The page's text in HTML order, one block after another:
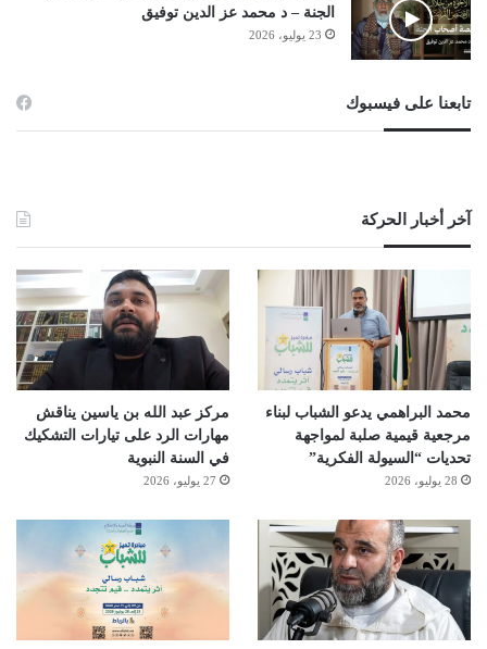
الجنة – د محمد عز الدين توفيق
23 يوليو، 2026
تابعنا على فيسبوك
آخر أخبار الحركة
محمد البراهمي يدعو الشباب لبناء
مرجعية قيمية صلبة لمواجهة
تحديات “السيولة الفكرية”
28 يوليو، 2026
مركز عبد الله بن ياسين يناقش
مهارات الرد على تيارات التشكيك
في السنة النبوية
27 يوليو، 2026